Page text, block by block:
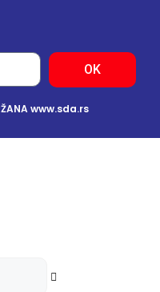
OK
www.sda.rs